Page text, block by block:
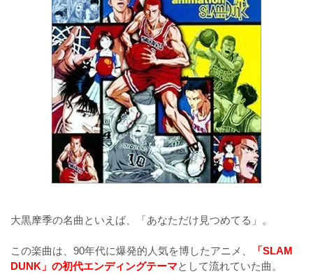
大黒摩季の名曲といえば、「あなただけ見つめてる」。
この楽曲は、90年代に爆発的人気を博したアニメ、
「SLAM
DUNK」 の初代エンディングテーマとして流れていた曲。